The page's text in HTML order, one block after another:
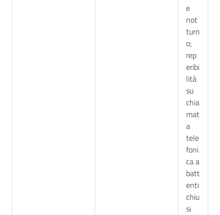
e
not
turn
o;
rep
eribi
lità
su
chia
mat
a
tele
foni
ca a
batt
enti
chiu
si